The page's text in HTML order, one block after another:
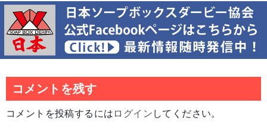
ビ
ゲ
ー
シ
ョ
コメントを残す
コメントを投稿するには ログイン してください。